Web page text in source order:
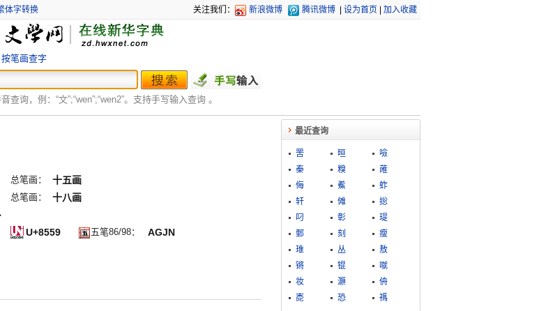
体字转换 关注我们： 新浪微博 腾讯微博 设为首页 加入收藏
按笔画查字
查询，例：“文”;“wen”;“wen2”。支持手写输入查询 。
总笔画： 十五画
总笔画： 十八画
U+8559 五笔86/98：
AGJN
最近查询
罟 晅
噞
秦
糗
蓶
侮
鮺
蚱
轩
傩
捴
叼
彰
瑅
鄄
刻
瘦
琟
丛
敖
锵
锟
噈
妆
灝
侜
唜
恐 禡